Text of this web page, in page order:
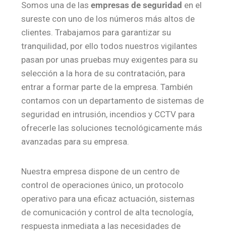
Somos una de las empresas de seguridad en el
sureste con uno de los números más altos de
clientes. Trabajamos para garantizar su
tranquilidad, por ello todos nuestros vigilantes
pasan por unas pruebas muy exigentes para su
selección a la hora de su contratación, para
entrar a formar parte de la empresa. También
contamos con un departamento de sistemas de
seguridad en intrusión, incendios y CCTV para
ofrecerle las soluciones tecnológicamente más
avanzadas para su empresa.
Nuestra empresa dispone de un centro de
control de operaciones único, un protocolo
operativo para una eficaz actuación, sistemas
de comunicación y control de alta tecnología,
respuesta inmediata a las necesidades de